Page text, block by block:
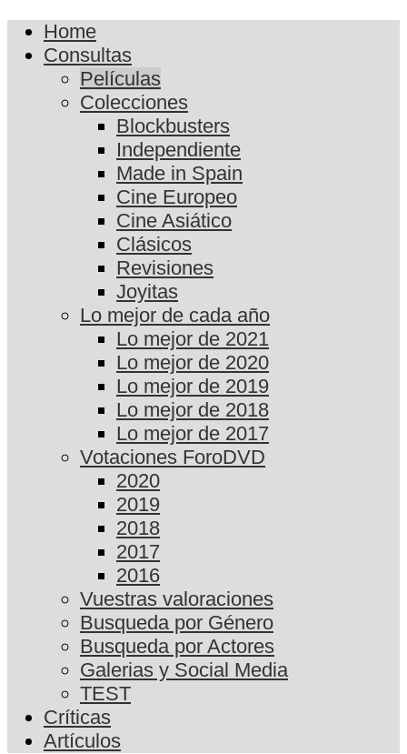
Home
Consultas
Películas
Colecciones
Blockbusters
Independiente
Made in Spain
Cine Europeo
Cine Asiático
Clásicos
Revisiones
Joyitas
Lo mejor de cada año
Lo mejor de 2021
Lo mejor de 2020
Lo mejor de 2019
Lo mejor de 2018
Lo mejor de 2017
Votaciones ForoDVD
2020
2019
2018
2017
2016
Vuestras valoraciones
Busqueda por Género
Busqueda por Actores
Galerias y Social Media
TEST
Críticas
Artículos